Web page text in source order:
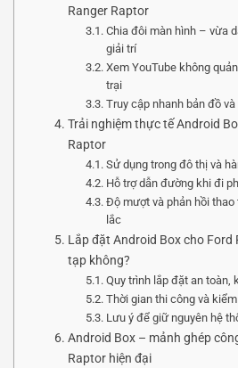
Ranger Raptor
Chia đôi màn hình – vừa
giải trí
Xem YouTube không
trại
Truy cập nhanh bản đồ
Trải nghiệm thực tế Android
Raptor
Sử dụng trong đô thị và
Hỗ trợ dẫn đường khi đi
Độ mượt và phản hồi
lắc
Lắp đặt Android Box cho Ford
tạp không?
Quy trình lắp đặt an toàn,
Thời gian thi công và
Lưu ý để giữ nguyên hệ
Android Box – mảnh ghép
Raptor hiện đại